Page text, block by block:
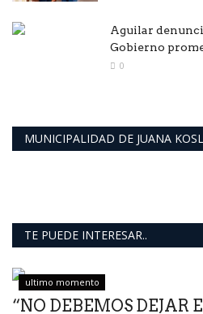
Aguilar
Gobierno
0
MUNICIPALIDAD DE JUANA
TE PUEDE INTERESAR..
ultimo momento
“NO DEBEMOS DEJAR